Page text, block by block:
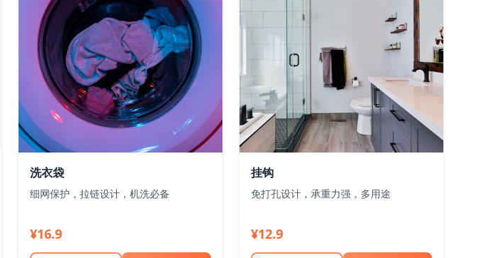
洗衣袋
细网保护，拉链设计，机洗必备
¥16.9
挂钩
免打孔设计，承重力强，多用途
¥12.9